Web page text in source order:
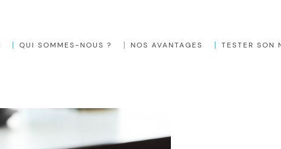
QUI SOMMES-NOUS ? NOS AVANTAGES TESTER SON